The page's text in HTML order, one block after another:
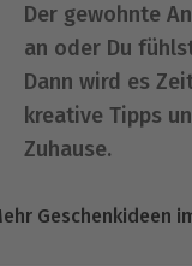
Der gewohnte
an oder Du
Dann wird es
kreative Tipps
Zuhause.
Geschenkideen